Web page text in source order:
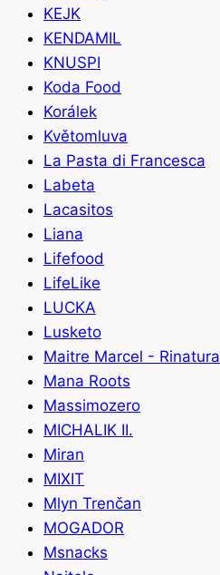
KEJK
KENDAMIL
KNUSPI
Koda Food
Korálek
Květomluva
La Pasta di Francesca
Labeta
Lacasitos
Liana
Lifefood
LifeLike
LUCKA
Lusketo
Maitre Marcel - Rinatura
Mana Roots
Massimozero
MICHALIK II.
Miran
MIXIT
Mlyn Trenčan
MOGADOR
Msnacks